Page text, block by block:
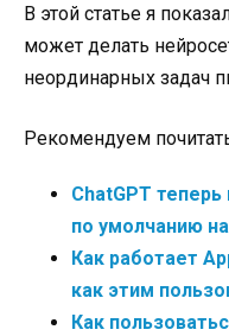
В этой статье я
может делать
неординарных задач
Рекомендуем
ChatGPT
по умолчанию
Как работает
как этим
Как